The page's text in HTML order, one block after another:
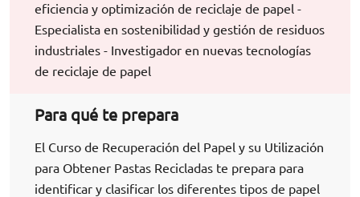
eficiencia y optimización de reciclaje de papel -
Especialista en sostenibilidad y gestión de residuos
industriales - Investigador en nuevas tecnologías
de reciclaje de papel
Para qué te prepara
El Curso de Recuperación del Papel y su Utilización
para Obtener Pastas Recicladas te prepara para
identificar y clasificar los diferentes tipos de papel